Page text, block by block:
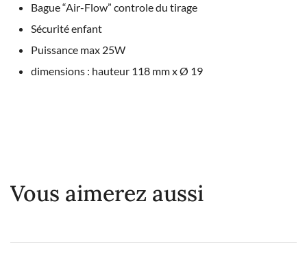
Bague “Air-Flow” controle du tirage
Sécurité enfant
Puissance max 25W
dimensions : hauteur 118 mm x Ø 19
Vous aimerez aussi